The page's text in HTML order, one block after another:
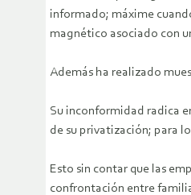
informado; máxime
magnético asociado con
Además ha realizado
Su inconformidad radica
de su privatización; para
Esto sin contar que las
confrontación entre